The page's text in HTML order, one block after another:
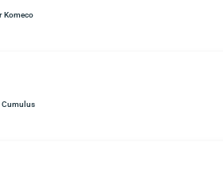
Komeco
Cumulus